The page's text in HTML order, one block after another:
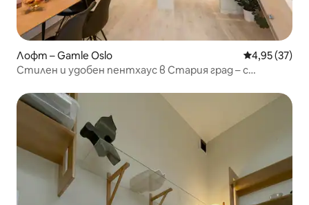
Лофт – Gamle Oslo Средна
4,95 (37)
Стилен и удобен пентхаус в Стария град – с